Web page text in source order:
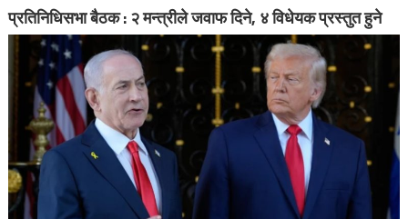
प्रतिनिधिसभा बैठक : २ मन्त्रीले जवाफ दिने, ४ विधेयक प्रस्तुत हुने